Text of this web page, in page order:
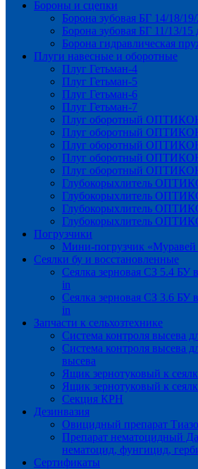
Бороны и сцепки
Борона зубовая БГ 14/18/
Борона зубовая БГ 11/13/15
Борона гидравлическая
Плуги навесные и оборотные
Плуг Гетьман-4
Плуг Гетьман-5
Плуг Гетьман-6
Плуг Гетьман-7
Плуг оборотный
Плуг оборотный
Плуг оборотный
Плуг оборотный
Плуг оборотный
Глубокорыхлитель
Глубокорыхлитель
Глубокорыхлитель
Глубокорыхлитель
Погрузчики
Мини-погрузчик «Муравей
Сеялки бу и восстановленные
Сеялка зерновая СЗ 5.4 БУ
in
Сеялка зерновая СЗ 3.6 БУ
in
Запчасти к сельхозтехнике
Система контроля высева
Система контроля высева
высева
Ящик зернотуковый к
Ящик зернотуковый к
Секция КРН
Дезинвазия
Овицидный препарат
Препарат нематоцидный
нематоцид, фунгицид,
Сертификаты